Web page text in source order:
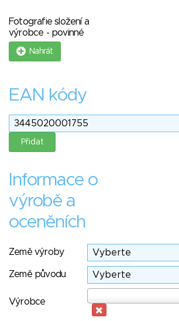
Fotografie složení a
výrobce - povinné
Nahrát
EAN kódy
Informace o
výrobě a
oceněních
Země výroby
Země původu
Výrobce